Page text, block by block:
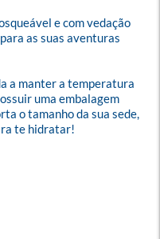
e com vedação
as suas aventuras
a manter a temperatura
uma embalagem
o tamanho da sua sede,
te hidratar!